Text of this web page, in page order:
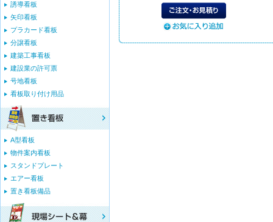
誘導看板
矢印看板
プラカード看板
分譲看板
建築工事看板
建設業の許可票
号地看板
看板取り付け用品
A型看板
物件案内看板
スタンドプレート
エアー看板
置き看板備品